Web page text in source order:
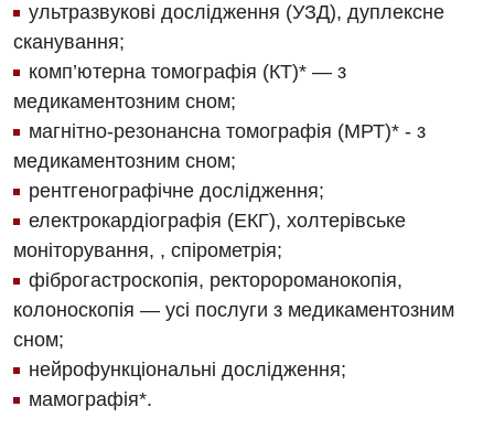
Енциклопедія
Програма лояльності
Відгуки
Відео
Діагностичне відділення
Ендоскопічне відділення
Інструментальна діагностика
Комп’ютерна томографія
Магнітно-резонансна томографія
Мамографія
Нейросонографія
Рентгенографія
УЗД
Відділ госпіталізації
Відділення кардіосудинної патології та неврології
Відділення невідкладних станів
Гінекологічне відділення
Денний стаціонар
Діагностичне відділення
Онкологічне відділлення
Офтальмологічне відділення
Декларування
Лікування гострого інфаркту
Українська
ультразвукові дослідження (УЗД), дуплексне
сканування;
комп’ютерна томографія (КТ)* — з
медикаментозним сном;
магнітно-резонансна томографія (МРТ)* - з
медикаментозним сном;
рентгенографічне дослідження;
електрокардіографія (ЕКГ), холтерівське
моніторування, , спірометрія;
фіброгастроскопія, ректоророманокопія,
колоноскопія — усі послуги з медикаментозним
сном;
нейрофункціональні дослідження;
мамографія*.